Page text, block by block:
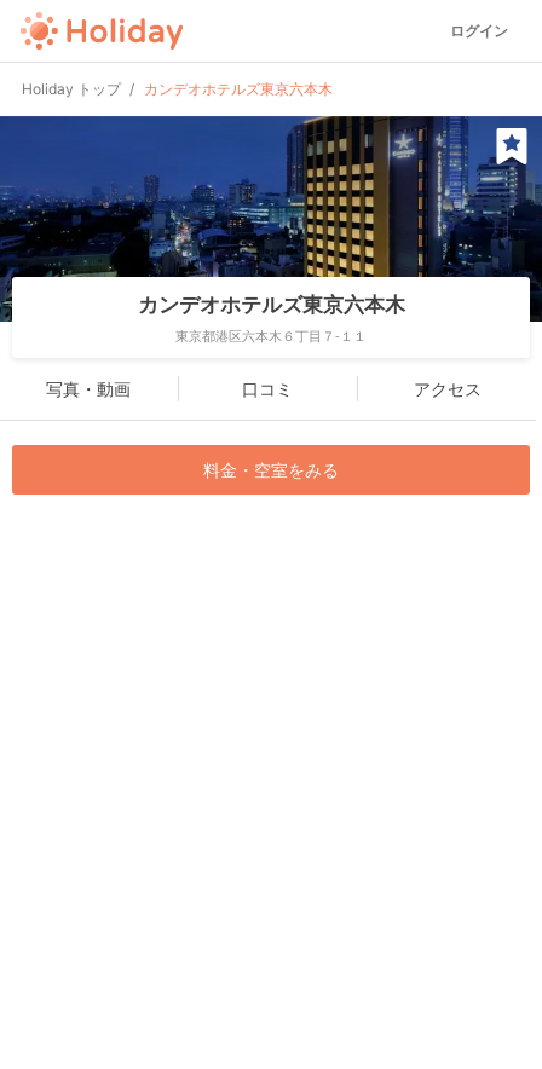
ログイン
Holiday トップ カンデオホテルズ東京六本木
カンデオホテルズ東京六本木
東京都港区六本木６丁目７-１１
写真・動画 口コミ アクセス
料金・空室をみる